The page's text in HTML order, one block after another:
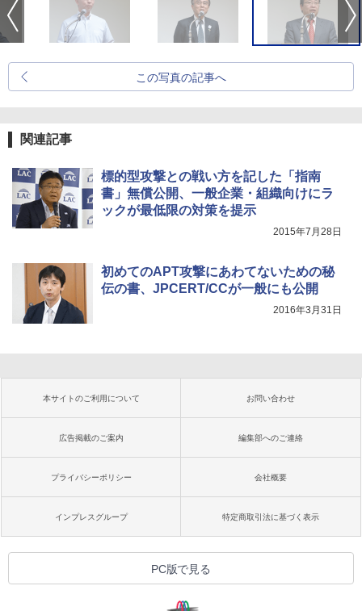
この写真の記事へ
関連記事
標的型攻撃との戦い方を記した「指南
書」無償公開、一般企業・組織向けにラ
ックが最低限の対策を提示
2015年7月28日
初めてのAPT攻撃にあわてないための秘
伝の書、JPCERT/CCが一般にも公開
2016年3月31日
本サイトのご利用について お問い合わせ
広告掲載のご案内 編集部へのご連絡
プライバシーポリシー 会社概要
インプレスグループ 特定商取引法に基づく表示
PC版で見る